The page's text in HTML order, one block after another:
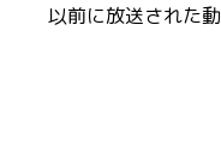
以前に放送された